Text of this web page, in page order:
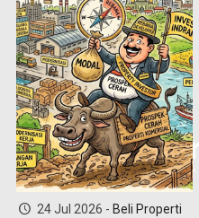
24 Jul 2026 - Beli Properti